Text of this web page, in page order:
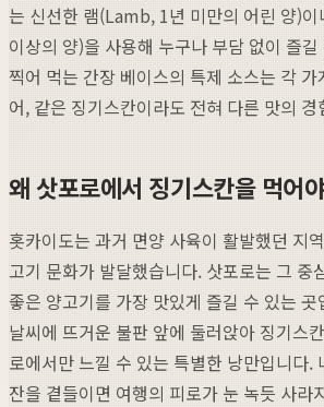
는 신선한 램(Lamb, 1년 미만의 어린 양)
이상의 양)을 사용해 누구나 부담 없이 즐
찍어 먹는 간장 베이스의 특제 소스는 각
어, 같은 징기스칸이라도 전혀 다른 맛의
왜 삿포로에서 징기스칸을 먹어
홋카이도는 과거 면양 사육이 활발했던 지
고기 문화가 발달했습니다. 삿포로는 그 중
좋은 양고기를 가장 맛있게 즐길 수 있는
날씨에 뜨거운 불판 앞에 둘러앉아 징기스
로에서만 느낄 수 있는 특별한 낭만입니다.
잔을 곁들이면 여행의 피로가 눈 녹듯 사라